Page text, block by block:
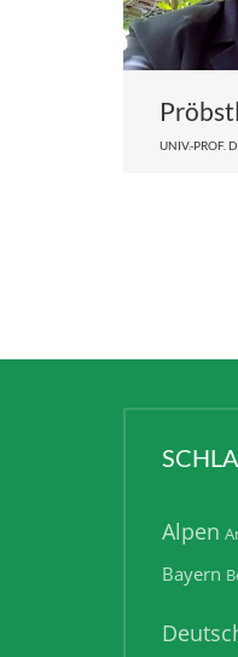
UNIV.-PROF.
Alpen
Bayern